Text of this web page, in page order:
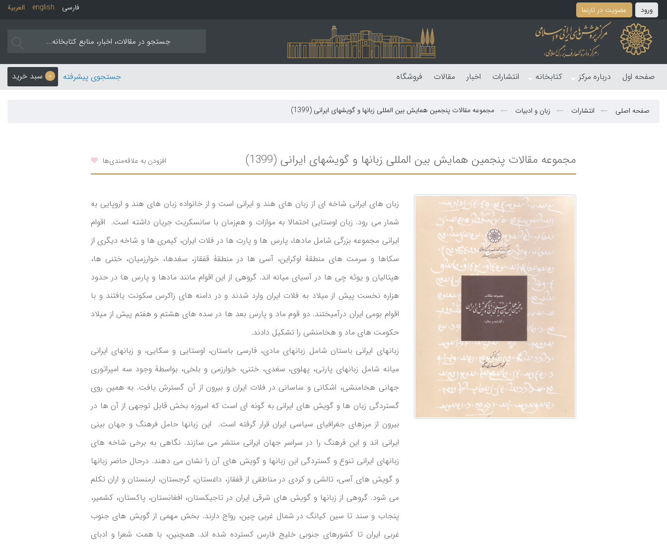
ورود عضویت در تارنما العربیة english فارسی
صفحه اول درباره مرکز کتابخانه انتشارات اخبار مقالات فروشگاه 0 سبد خرید جستجوی پیشرفته
صفحه اصلی انتشارات زبان و ادبیات مجموعه مقالات پنجمین همایش بین المللی زبانها و گویشهای ایرانی (1399)
مجموعه مقالات پنجمین همایش بین المللی زبانها و گویشهای ایرانی (1399) افزودن به علاقه‌مندی‌ها
زبان های ایرانی شاخه ای از زبان های هند و ایرانی است و از خانواده زبان های هند و اروپایی به
شمار می رود. زبان‌ اوستایی‌ احتمالا به‌ موازات‌ و هم‌زمان‌ با سانسکریت‌ جریان‌ داشته است. اقوام
ایرانی مجموعه بزرگی شامل مادها، پارس ها و پارت ها در فلات ایران، کیمری ها و شاخه دیگری از
سکاها و سرمت های منطقۀ اوکراین، آسی ها در منطقۀ قفقاز، سغدها، خوارزمیان، ختنی ها،
هپتالیان و یوئه چی ها در آسیای میانه اند. گروهی از این اقوام مانند مادها و پارس ها در حدود
هزاره نخست پیش از میلاد به فلات ایران وارد شدند و در دامنه های زاکرس سکونت یافتند و با
اقوام بومی ایران درآمیختند. دو قوم ماد و پارس بعد ها در سده های هشتم و هفتم پیش از میلاد
حکومت های ماد و هخامنشی را تشکیل دادند.
زبانهای ایرانی باستان شامل زبانهای مادی، فارسی باستان، اوستایی و سکایی، و زبانهای ایرانی
میانه شامل زبانهای پارتی، پهلوی، سغدی، ختنی، خوارزمی و بلخی، بواسطۀ وجود سه امپراتوری
جهانی هخامنشی، اشکانی و ساسانی در فلات ایران و بیرون از آن گسترش یافت. به همین روی
گستردگی زبان ها و گویش های ایرانی به گونه ای است که امروزه بخش قابل توجهی از آن ها در
بیرون از مرزهای جغرافیای سیاسی ایران قرار گرفته است. این زبانها حامل فرهنگ و جهان بینی
ایرانی اند و این فرهنگ را در سراسر جهان ایرانی منتشر می سازند. نگاهی به برخی شاخه های
زبانهای ایرانی تنوع و گستردگی این زبانها و گویش های آن را نشان می دهند. درحال حاضر زبانها
و گویش های آسی، تالشی و کردی در مناطقی از قفقاز، داغستان، گرجستان، ارمنستان و اران تکلم
می شود. گروهی از زبانها و گویش های شرقی ایران در تاجیکستان، افغانستان، پاکستان، کشمیر،
پنجاب و سند تا سین کیانگ در شمال غربی چین، رواج دارند. بخش مهمی از گویش های جنوب
غربی ایران تا کشورهای جنوبی خلیج فارس کسترده شده اند. همچنین، با همت شعرا و ادبای